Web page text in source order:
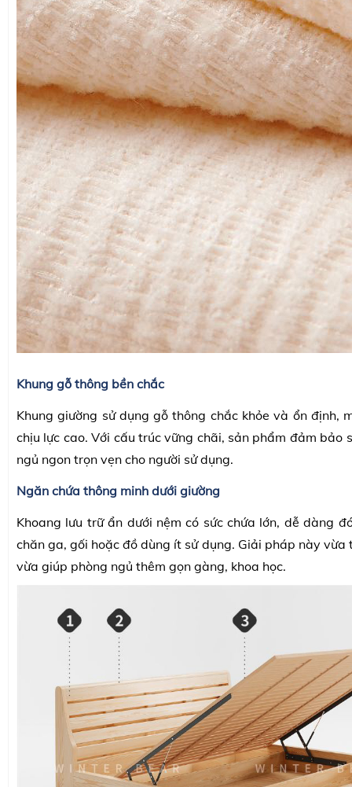
Khung gỗ thông bền chắc
Khung giường sử dụng gỗ thông chắc khỏe và ổn định,
chịu lực cao. Với cấu trúc vững chãi, sản phẩm đảm bảo
ngủ ngon trọn vẹn cho người sử dụng.
Ngăn chứa thông minh dưới giường
Khoang lưu trữ ẩn dưới nệm có sức chứa lớn, dễ dàng
chăn ga, gối hoặc đồ dùng ít sử dụng. Giải pháp này vừa
vừa giúp phòng ngủ thêm gọn gàng, khoa học.